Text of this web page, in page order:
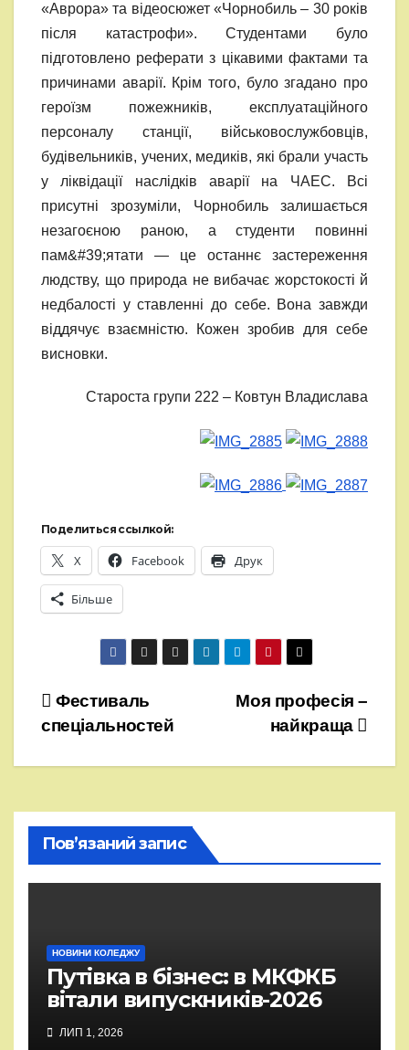
«Аврора» та відеосюжет «Чорнобиль – 30 років
після катастрофи». Студентами було
підготовлено реферати з цікавими фактами та
причинами аварії. Крім того, було згадано про
героїзм пожежників, експлуатаційного
персоналу станції, військовослужбовців,
будівельників, учених, медиків, які брали участь
у ліквідації наслідків аварії на ЧАЕС. Всі
присутні зрозуміли, Чорнобиль залишається
незагоєною раною, а студенти повинні
пам&#39;ятати — це останнє застереження
людству, що природа не вибачає жорстокості й
недбалості у ставленні до себе. Вона завжди
віддячує взаємністю. Кожен зробив для себе
висновки.
Староста групи 222 – Ковтун Владислава
Поделиться ссылкой:
X Facebook Друк
Більше
Навігація
записів
Моя професія –
найкраща
Фестиваль
спеціальностей
Пов’язаний запис
НОВИНИ КОЛЕДЖУ
Путівка в бізнес: в МКФКБ
вітали випускників-2026
ЛИП 1, 2026